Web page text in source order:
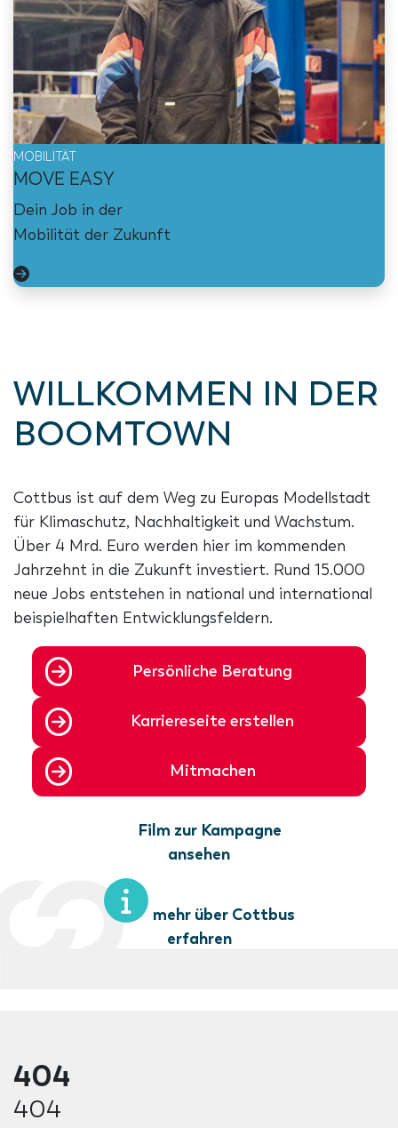
MOBILITÄT
MOVE EASY
Dein Job in der
Mobilität der Zukunft
WILLKOMMEN IN DER
BOOMTOWN
Cottbus ist auf dem Weg zu Europas Modellstadt
für Klimaschutz, Nachhaltigkeit und Wachstum.
Über 4 Mrd. Euro werden hier im kommenden
Jahrzehnt in die Zukunft investiert. Rund 15.000
neue Jobs entstehen in national und international
beispielhaften Entwicklungsfeldern.
Persönliche Beratung
Karriereseite erstellen
Mitmachen
Film zur Kampagne
ansehen
mehr über Cottbus
erfahren
404
404